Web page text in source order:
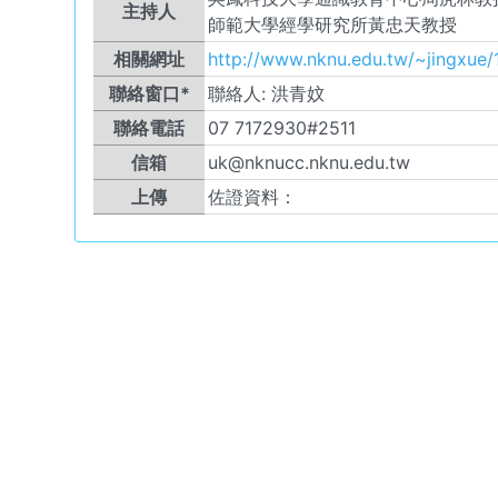
主持人
師範大學經學研究所黃忠天教授
相關網址
http://www.nknu.edu.tw/~jingxue/
聯絡窗口*
聯絡人:洪青妏
聯絡電話
07 7172930#2511
信箱
uk@nknucc.nknu.edu.tw
上傳
佐證資料：